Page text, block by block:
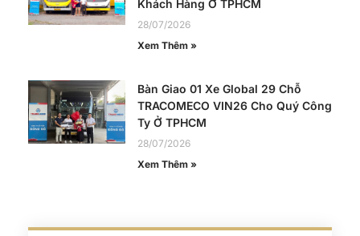
Khách Hàng Ở TPHCM
28/07/2026
Xem Thêm »
Bàn Giao 01 Xe Global 29 Chỗ
TRACOMECO VIN26 Cho Quý Công
Ty Ở TPHCM
28/07/2026
Xem Thêm »